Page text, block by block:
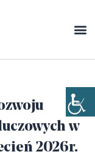
w
2026r.